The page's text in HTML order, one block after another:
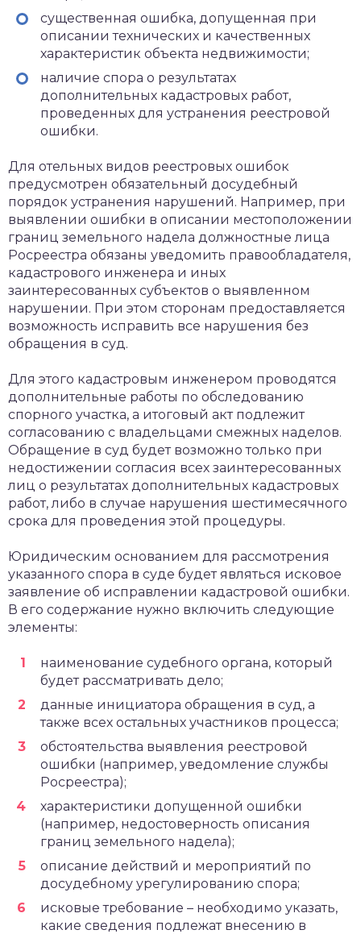
существенная ошибка, допущенная при
описании технических и качественных
характеристик объекта недвижимости;
наличие спора о результатах
дополнительных кадастровых работ,
проведенных для устранения реестровой
ошибки.
Для отельных видов реестровых ошибок
предусмотрен обязательный досудебный
порядок устранения нарушений. Например, при
выявлении ошибки в описании местоположении
границ земельного надела должностные лица
Росреестра обязаны уведомить правообладателя,
кадастрового инженера и иных
заинтересованных субъектов о выявленном
нарушении. При этом сторонам предоставляется
возможность исправить все нарушения без
обращения в суд.
Для этого кадастровым инженером проводятся
дополнительные работы по обследованию
спорного участка, а итоговый акт подлежит
согласованию с владельцами смежных наделов.
Обращение в суд будет возможно только при
недостижении согласия всех заинтересованных
лиц о результатах дополнительных кадастровых
работ, либо в случае нарушения шестимесячного
срока для проведения этой процедуры.
Юридическим основанием для рассмотрения
указанного спора в суде будет являться исковое
заявление об исправлении кадастровой ошибки.
В его содержание нужно включить следующие
элементы:
наименование судебного органа, который
будет рассматривать дело;
данные инициатора обращения в суд, а
также всех остальных участников процесса;
обстоятельства выявления реестровой
ошибки (например, уведомление службы
Росреестра);
характеристики допущенной ошибки
(например, недостоверность описания
границ земельного надела);
описание действий и мероприятий по
досудебному урегулированию спора;
исковые требование – необходимо указать,
какие сведения подлежат внесению в